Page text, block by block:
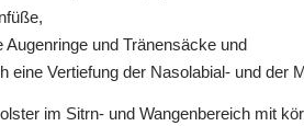
und Tränensäcke und
eine Vertiefung der Nasolabial- und der
im Sitrn- und Wangenbereich mit